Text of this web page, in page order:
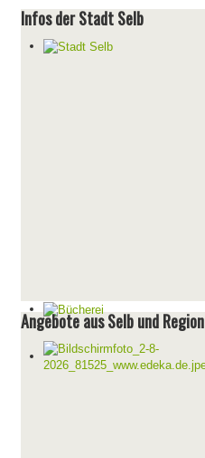
Infos der Stadt Selb
Angebote aus Selb und Region